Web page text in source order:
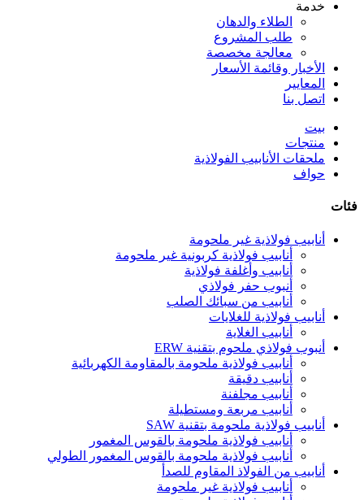
خدمة
الطلاء والدهان
طلب المشروع
معالجة مخصصة
الأخبار وقائمة الأسعار
المعايير
اتصل بنا
بيت
منتجات
ملحقات الأنابيب الفولاذية
حواف
فئات
أنابيب فولاذية غير ملحومة
أنابيب فولاذية كربونية غير ملحومة
أنابيب وأغلفة فولاذية
أنبوب حفر فولاذي
أنابيب من سبائك الصلب
أنابيب فولاذية للغلايات
أنابيب الغلاية
أنبوب فولاذي ملحوم بتقنية ERW
أنابيب فولاذية ملحومة بالمقاومة الكهربائية
أنابيب دقيقة
أنابيب مجلفنة
أنابيب مربعة ومستطيلة
أنابيب فولاذية ملحومة بتقنية SAW
أنابيب فولاذية ملحومة بالقوس المغمور
أنابيب فولاذية ملحومة بالقوس المغمور الطولي
أنابيب من الفولاذ المقاوم للصدأ
أنابيب فولاذية غير ملحومة